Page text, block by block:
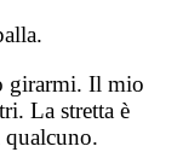
girarmi. Il mio
La stretta è